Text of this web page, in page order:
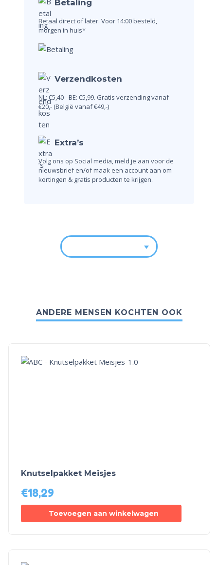
Betaling
Betaal direct of later. Voor 14:00 besteld,
morgen in huis*
Verzendkosten
NL: €5,40 - BE: €5,99. Gratis verzending vanaf
€20,- (België vanaf €49,-)
Extra’s
Volg ons op Social media, meld je aan voor de
nieuwsbrief en/of maak een account aan om
kortingen & gratis producten te krijgen.
ANDERE MENSEN KOCHTEN OOK
Knutselpakket Meisjes
€18,29
Toevoegen aan winkelwagen